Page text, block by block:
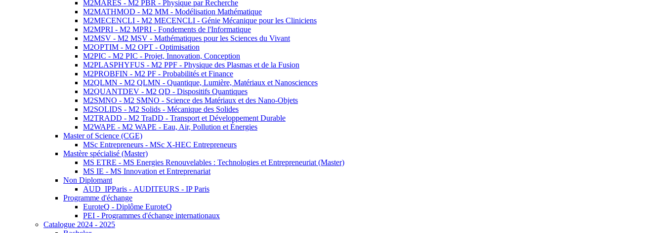
M2MARES - M2 PBR - Physique par Recherche
M2MATHMOD - M2 MM - Modélisation Mathématique
M2MECENCLI - M2 MECENCLI - Génie Mécanique pour les Cliniciens
M2MPRI - M2 MPRI - Fondements de l'Informatique
M2MSV - M2 MSV - Mathématiques pour les Sciences du Vivant
M2OPTIM - M2 OPT - Optimisation
M2PIC - M2 PIC - Projet, Innovation, Conception
M2PLASPHYFUS - M2 PPF - Physique des Plasmas et de la Fusion
M2PROBFIN - M2 PF - Probabilités et Finance
M2QLMN - M2 QLMN - Quantique, Lumière, Matériaux et Nanosciences
M2QUANTDEV - M2 QD - Dispositifs Quantiques
M2SMNO - M2 SMNO - Science des Matériaux et des Nano-Objets
M2SOLIDS - M2 Solids - Mécanique des Solides
M2TRADD - M2 TraDD - Transport et Développement Durable
M2WAPE - M2 WAPE - Eau, Air, Pollution et Énergies
Master of Science (CGE)
MSc Entrepreneurs - MSc X-HEC Entrepreneurs
Mastère spécialisé (Master)
MS ETRE - MS Energies Renouvelables : Technologies et Entrepreneuriat (Master)
MS IE - MS Innovation et Entreprenariat
Non Diplomant
AUD_IPParis - AUDITEURS - IP Paris
Programme d'échange
EuroteQ - Diplôme EuroteQ
PEI - Programmes d'échange internationaux
Catalogue 2024 - 2025